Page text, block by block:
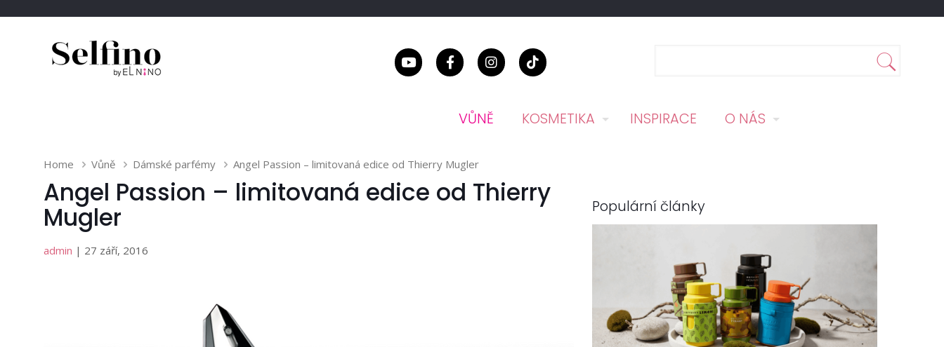
VŮNĚ KOSMETIKA INSPIRACE O NÁS
Home Vůně Dámské parfémy Angel Passion – limitovaná edice od Thierry Mugler
Angel Passion – limitovaná edice od Thierry
Mugler
admin | 27 září, 2016
Populární články